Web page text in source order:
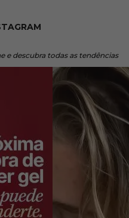
e descubra todas as tendências